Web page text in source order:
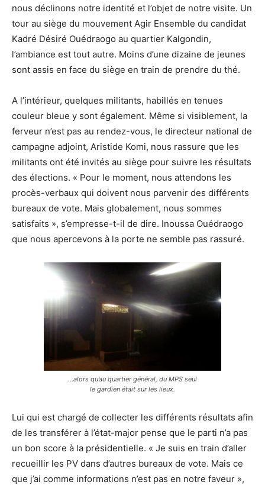
nous déclinons notre identité et l’objet de notre visite. Un
tour au siège du mouvement Agir Ensemble du candidat
Kadré Désiré Ouédraogo au quartier Kalgondin,
l’ambiance est tout autre. Moins d’une dizaine de jeunes
sont assis en face du siège en train de prendre du thé.
A l’intérieur, quelques militants, habillés en tenues
couleur bleue y sont également. Même si visiblement, la
ferveur n’est pas au rendez-vous, le directeur national de
campagne adjoint, Aristide Komi, nous rassure que les
militants ont été invités au siège pour suivre les résultats
des élections. « Pour le moment, nous attendons les
procès-verbaux qui doivent nous parvenir des différents
bureaux de vote. Mais globalement, nous sommes
satisfaits », s’empresse-t-il de dire. Inoussa Ouédraogo
que nous apercevons à la porte ne semble pas rassuré.
…alors qu’au quartier général, du MPS seul
le gardien était sur les lieux.
Lui qui est chargé de collecter les différents résultats afin
de les transférer à l’état-major pense que le parti n’a pas
un bon score à la présidentielle. « Je suis en train d’aller
recueillir les PV dans d’autres bureaux de vote. Mais ce
que j’ai comme informations n’est pas en notre faveur »,